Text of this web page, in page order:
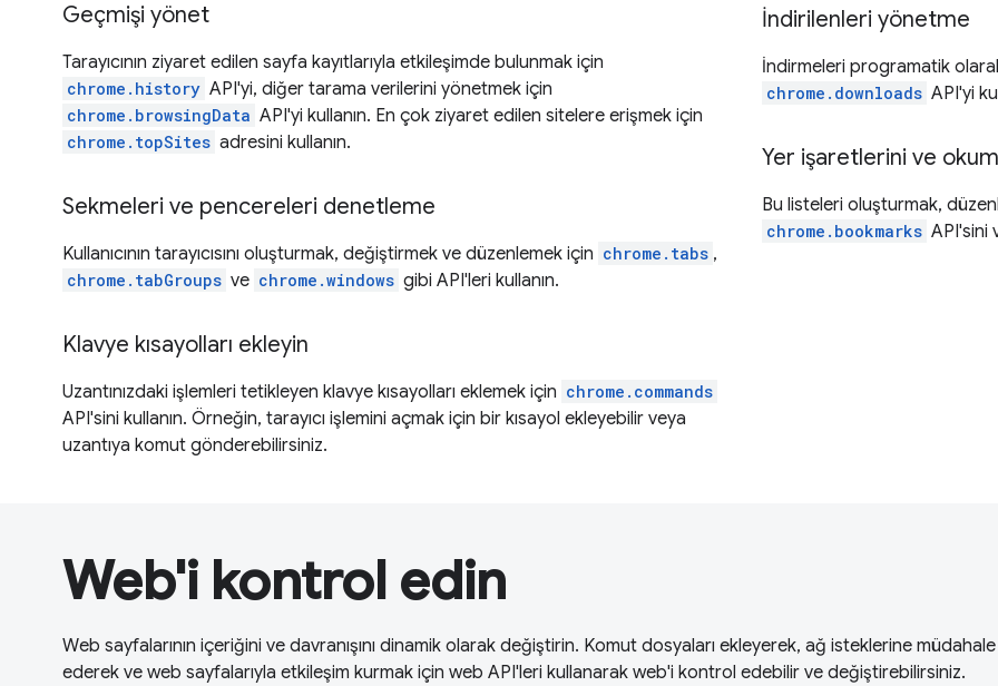
Geçmişi yönet
Tarayıcının ziyaret edilen sayfa kayıtlarıyla etkileşimde bulunmak için
chrome.history API'yi, diğer tarama verilerini yönetmek için
chrome.browsingData API'yi kullanın. En çok ziyaret edilen sitelere erişmek için
chrome.topSites adresini kullanın.
Sekmeleri ve pencereleri denetleme
Kullanıcının tarayıcısını oluşturmak, değiştirmek ve düzenlemek için chrome.tabs ,
chrome.tabGroups ve chrome.windows gibi API'leri kullanın.
Klavye kısayolları ekleyin
Uzantınızdaki işlemleri tetikleyen klavye kısayolları eklemek için chrome.commands
API'sini kullanın. Örneğin, tarayıcı işlemini açmak için bir kısayol ekleyebilir veya
uzantıya komut gönderebilirsiniz.
İndirilenleri yönetme
İndirmeleri programatik
chrome.downloads API'yi
Yer işaretlerini ve
Bu listeleri oluşturmak,
chrome.bookmarks API'sini
Web'i kontrol edin
Web sayfalarının içeriğini ve davranışını dinamik olarak değiştirin. Komut dosyaları ekleyerek, ağ isteklerine müdahale
ederek ve web sayfalarıyla etkileşim kurmak için web API'leri kullanarak web'i kontrol edebilir ve değiştirebilirsiniz.